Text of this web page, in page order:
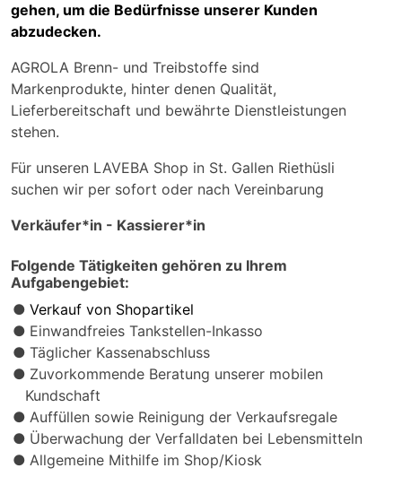
gehen, um die Bedürfnisse unserer Kunden
abzudecken.
AGROLA Brenn- und Treibstoffe sind
Markenprodukte, hinter denen Qualität,
Lieferbereitschaft und bewährte Dienstleistungen
stehen.
Für unseren LAVEBA Shop in St. Gallen Riethüsli
suchen wir per sofort oder nach Vereinbarung
Verkäufer*in - Kassierer*in
Folgende Tätigkeiten gehören zu Ihrem
Aufgabengebiet:
Verkauf von Shopartikel
Einwandfreies Tankstellen-Inkasso
Täglicher Kassenabschluss
Zuvorkommende Beratung unserer mobilen
Kundschaft
Auffüllen sowie Reinigung der Verkaufsregale
Überwachung der Verfalldaten bei Lebensmitteln
Allgemeine Mithilfe im Shop/Kiosk